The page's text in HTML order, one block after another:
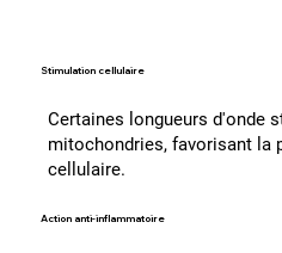
Stimulation cellulaire
Certaines longueurs d'onde
mitochondries, favorisant la
cellulaire.
Action anti-inflammatoire